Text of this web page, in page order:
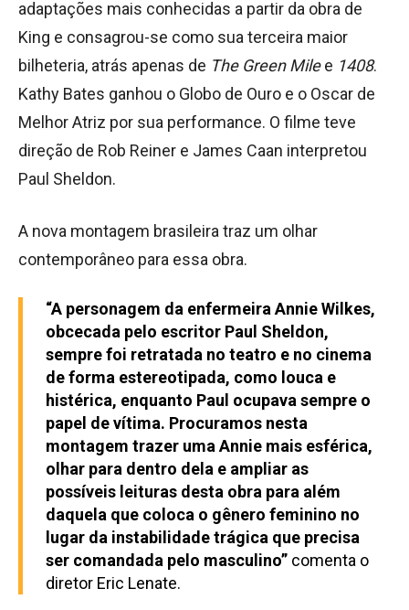
adaptações mais conhecidas a partir da obra de
King e consagrou-se como sua terceira maior
bilheteria, atrás apenas de The Green Milee 1408.
Kathy Bates ganhou o Globo de Ouro e o Oscar de
Melhor Atriz por sua performance. O filme teve
direção de Rob Reiner e James Caan interpretou
Paul Sheldon.
A nova montagem brasileira traz um olhar
contemporâneo para essa obra.
“A personagem da enfermeira Annie Wilkes,
obcecada pelo escritor Paul Sheldon,
sempre foi retratada no teatro e no cinema
de forma estereotipada, como louca e
histérica, enquanto Paul ocupava sempre o
papel de vítima. Procuramos nesta
montagem trazer uma Annie mais esférica,
olhar para dentro dela e ampliar as
possíveis leituras desta obra para além
daquela que coloca o gênero feminino no
lugar da instabilidade trágica que precisa
ser comandada pelo masculino” comenta o
diretor Eric Lenate.